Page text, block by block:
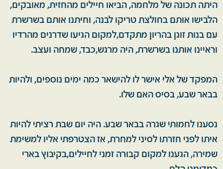
היתה תכונה של מלחמה, הביאו חיילים מהחזית, מאובקים,
הלבישו אותם בחולצת טריקו לבנה, וחיתנו אותם בשרשרת
עם בנות זוגן בהריון מתקדם,למקום הגיעו שדרנים מהרדיו
וראיינו אותנו בשרשרת, היה מרגש,כבד, שמחה ועצב.
המפקד של אלי אישר לו להישאר כמה ימים נוספים, ולהיות
בבאר שבע, בסיס האם שלו.
נסענו לחמותי שגרה בבאר שבע. היה יום שבת רציתי להיות
איתו לפני חזרתו לסיני למחרת, אז הצטרפתי אליו למשימת
שמירה, הגענו למקום קבורה זמני לחיילים,בקיבוץ בארי